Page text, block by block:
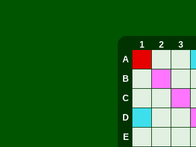
1 2 3
A
B
C
D
E